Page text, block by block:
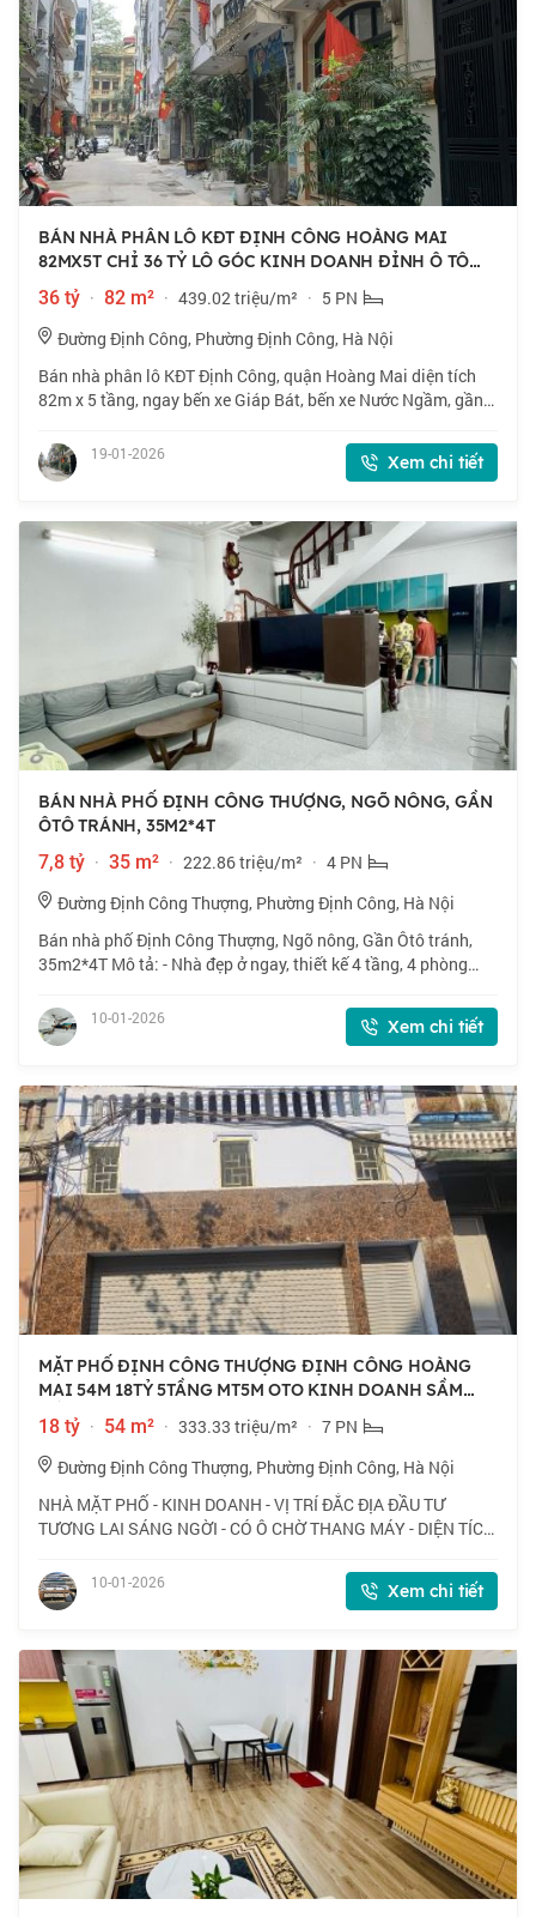
BÁN NHÀ PHÂN LÔ KĐT ĐỊNH CÔNG HOÀNG MAI
82MX5T CHỈ 36 TỶ LÔ GÓC KINH DOANH ĐỈNH Ô TÔ
TRÁNH
36 tỷ · 82 m² · 439.02 triệu/m² · 5 PN
Đường Định Công, Phường Định Công, Hà Nội
Bán nhà phân lô KĐT Định Công, quận Hoàng Mai diện tích
82m x 5 tầng, ngay bến xe Giáp Bát, bến xe Nước Ngầm, gần
đai 3 Nguyễn Xiển, Linh Đàm,
19-01-2026 Xem chi tiết
BÁN NHÀ PHỐ ĐỊNH CÔNG THƯỢNG, NGÕ NÔNG, GẦN
ÔTÔ TRÁNH, 35M2*4T
7,8 tỷ · 35 m² · 222.86 triệu/m² · 4 PN
Đường Định Công Thượng, Phường Định Công, Hà Nội
Bán nhà phố Định Công Thượng, Ngõ nông, Gần Ôtô tránh,
35m2*4T Mô tả: - Nhà đẹp ở ngay, thiết kế 4 tầng, 4 phòng
Ngã Tư Sở, Kim Giang, Vũ Tông Ph
10-01-2026 Xem chi tiết
MẶT PHỐ ĐỊNH CÔNG THƯỢNG ĐỊNH CÔNG HOÀNG
MAI 54M 18TỶ 5TẦNG MT5M OTO KINH DOANH SẦM
UẤT
18 tỷ · 54 m² · 333.33 triệu/m² · 7 PN
Đường Định Công Thượng, Phường Định Công, Hà Nội
NHÀ MẶT PHỐ - KINH DOANH - VỊ TRÍ ĐẮC ĐỊA ĐẦU TƯ
TƯƠNG LAI SÁNG NGỜI - CÓ Ô CHỜ THANG MÁY - DIỆN TÍCH
Quân Đội. Gần trường Tiểu học Và THCS Định
10-01-2026 Xem chi tiết